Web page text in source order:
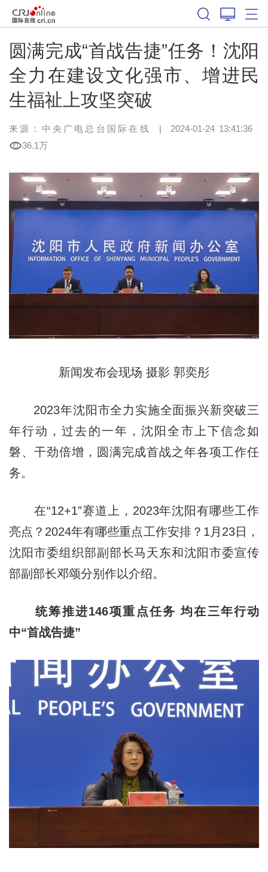
圆满完成“首战告捷”任务！沈阳
全力在建设文化强市、增进民
生福祉上攻坚突破
来源：中央广电总台国际在线 | 2024-01-24 13:41:36
36.1万
新闻发布会现场 摄影 郭奕彤
2023年沈阳市全力实施全面振兴新突破三
年行动，过去的一年，沈阳全市上下信念如
磐、干劲倍增，圆满完成首战之年各项工作任
务。
在“12+1”赛道上，2023年沈阳有哪些工作
亮点？2024年有哪些重点工作安排？1月23日，
沈阳市委组织部副部长马天东和沈阳市委宣传
部副部长邓颂分别作以介绍。
统筹推进146项重点任务 均在三年行动
中“首战告捷”